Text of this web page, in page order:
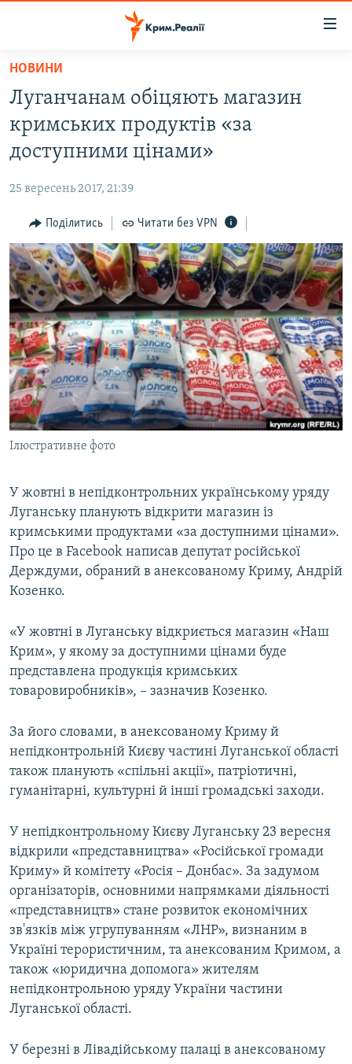
Перейти
основного
матеріалу
Перейти
до
основної
навігації
Перейти
до
пошуку
ВОДА.КРИМ
ВІДЕО ТА ФОТО
БЛОГИ
ПОГЛЯД
ІНТЕРВ'Ю
ВСЕ ЗА ДЕНЬ
СПЕЦПРОЕКТИ
ДЕПОРТАЦІЯ
ВІДЕОУРОКИ «ELIFBE»
СВІДЧЕННЯ ОКУПАЦІЇ
УКРАЇНСЬКА ПРОБЛЕМА КРИМУ
ІНФОГРАФІКА
ЯК ОБІЙТИ БЛОКУВАННЯ
Русский
Qırımtatar
ДОЛУЧАЙСЯ!
Усі сайти RFE/RL
НОВИНИ
Луганчанам обіцяють магазин
кримських продуктів «за
доступними цінами»
25 вересень 2017, 21:39
Поділитись Читати без VPN
Ілюстративне фото
У жовтні в непідконтрольних українському уряду
Луганську планують відкрити магазин із
кримськими продуктами «за доступними цінами».
Про це в Facebook написав депутат російської
Держдуми, обраний в анексованому Криму, Андрій
Козенко.
«У жовтні в Луганську відкриється магазин «Наш
Крим», у якому за доступними цінами буде
представлена продукція кримських
товаровиробників», – зазначив Козенко.
За його словами, в анексованому Криму й
непідконтрольній Києву частині Луганської області
також планують «спільні акції», патріотичні,
гуманітарні, культурні й інші громадські заходи.
У непідконтрольному Києву Луганську 23 вересня
відкрили «представництва» «Російської громади
Криму» й комітету «Росія – Донбас». За задумом
організаторів, основними напрямками діяльності
«представництв» стане розвиток економічних
зв'язків між угрупуванням «ЛНР», визнаним в
Україні терористичним, та анексованим Кримом, а
також «юридична допомога» жителям
непідконтрольною уряду України частини
Луганської області.
У березні в Лівадійському палаці в анексованому